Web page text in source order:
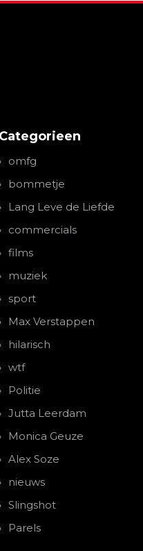
Categorieen
omfg
bommetje
Lang Leve de Liefde
commercials
films
muziek
sport
Max Verstappen
hilarisch
wtf
Politie
Jutta Leerdam
Monica Geuze
Alex Soze
nieuws
Slingshot
Parels